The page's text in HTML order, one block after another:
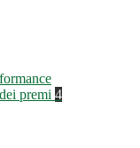
premi 4